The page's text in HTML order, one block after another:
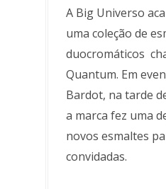
A Big Universo
uma coleção de
duocromáticos
Quantum. Em
Bardot, na tarde
a marca fez uma
novos esmaltes
convidadas.